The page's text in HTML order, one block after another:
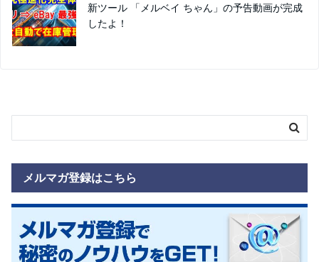
新ツール 「メルベイ ちゃん」の予告動画が完成
したよ！
メルマガ登録はこちら